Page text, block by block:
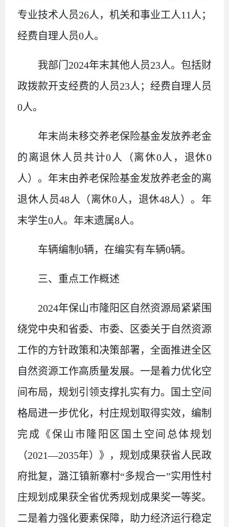
专业技术人员26人，机关和事业工人11 人；
经费自理人员0人。
我部门2024年末其他人员23人。包括财
政拨款开支经费的人员23人；经费自理人员
0人。
年末尚未移交养老保险基金发放养老金
的离退休人员共计0人（离休0人，退休0
人）。年末由养老保险基金发放养老金的离
退休人员48人（离休0人，退休48人）。年
末学生0人。年末遗属8人。
车辆编制 0辆，在编实有车辆0辆。
三、重点工作概述
2024年保山市隆阳区自然资源局紧紧围
绕党中央和省委、市委、区委关于自然资源
工作的方针政策和决策部署，全面推进全区
自然资源工作高质量发展。一是着力优化空
间布局，规划引领支撑扎实有力。国土空间
格局进一步优化，村庄规划取得实效，编制
完成《保山市隆阳区国土空间总体规划
（2021—2035年） 》，规划成果获省人民政
府批复，潞江镇新寨村“多规合一”实用性村
庄规划成果获全省优秀规划成果奖一等奖。
二是着力强化要素保障，助力经济运行稳定